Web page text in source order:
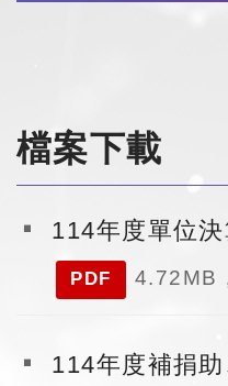
檔案下載
114年度單位決
PDF 4.72MB
114年度補捐